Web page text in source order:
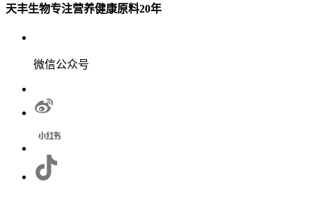
天丰生物专注营养健康原料20年
微信公众号